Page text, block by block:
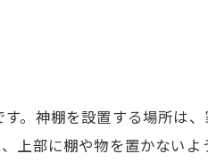
その効果
祈りの心
。神棚を設置する場所は
上部に棚や物を置かない